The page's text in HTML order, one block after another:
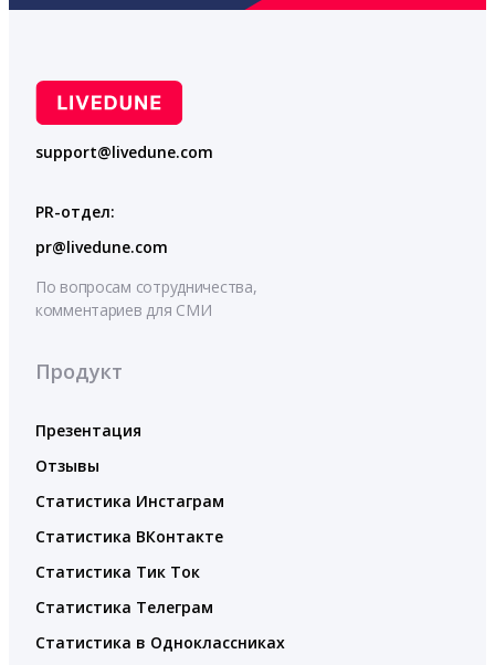
support@livedune.com
PR-отдел:
pr@livedune.com
По вопросам сотрудничества,
комментариев для СМИ
Продукт
Презентация
Отзывы
Статистика Инстаграм
Статистика ВКонтакте
Статистика Тик Ток
Статистика Телеграм
Статистика в Одноклассниках